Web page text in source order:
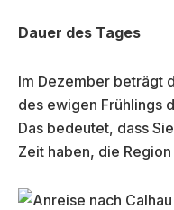
Dauer des Tages
Im Dezember beträgt
des ewigen Frühlings
Das bedeutet, dass
Zeit haben, die